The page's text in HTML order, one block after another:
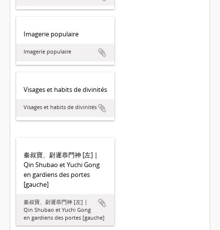
Imagerie populaire
Imagerie populaire
Visages et habits de divinités
Visages et habits de divinités
秦叔寶、尉遲恭門神 [左] |
Qin Shubao et Yuchi Gong
en gardiens des portes
[gauche]
秦叔寶、尉遲恭門神 [左] |
Qin Shubao et Yuchi Gong
en gardiens des portes [gauche]